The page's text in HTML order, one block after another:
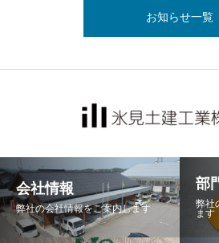
お知らせ一覧
会社情報
弊社の会社情報をご案内します
部
弊社
ます